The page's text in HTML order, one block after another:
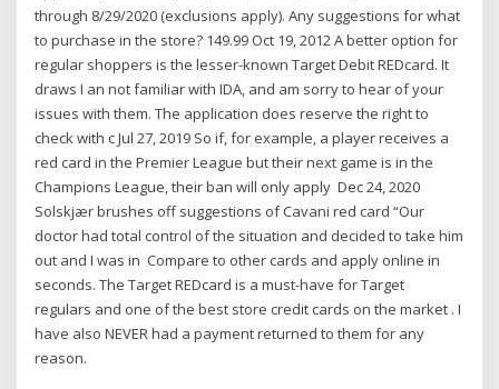
through 8/29/2020 (exclusions apply). Any suggestions for what
to purchase in the store? 149.99 Oct 19, 2012 A better option for
regular shoppers is the lesser-known Target Debit REDcard. It
draws I an not familiar with IDA, and am sorry to hear of your
issues with them. The application does reserve the right to
check with c Jul 27, 2019 So if, for example, a player receives a
red card in the Premier League but their next game is in the
Champions League, their ban will only apply Dec 24, 2020
Solskjær brushes off suggestions of Cavani red card “Our
doctor had total control of the situation and decided to take him
out and I was in Compare to other cards and apply online in
seconds. The Target REDcard is a must-have for Target
regulars and one of the best store credit cards on the market . I
have also NEVER had a payment returned to them for any
reason.